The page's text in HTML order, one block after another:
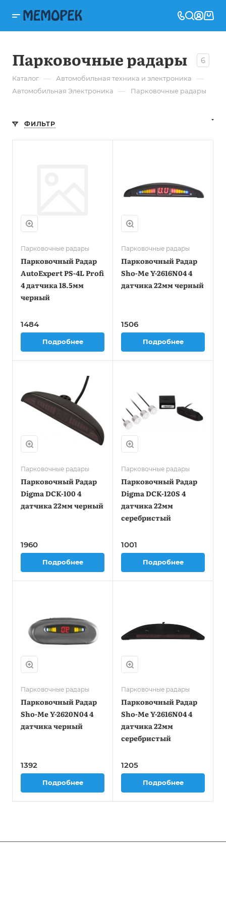
Парковочные радары 6
Каталог — Автомобильная техника и электроника —
Автомобильная Электроника — Парковочные радары
ФИЛЬТР
Парковочные радары
Парковочный Радар
AutoExpert PS-4L Profi
4 датчика 18.5мм
черный
1484
Подробнее
Парковочные радары
Парковочный Радар
Sho-Me Y-2616N04 4
датчика 22мм черный
1506
Подробнее
Парковочные радары
Парковочный Радар
Digma DCK-100 4
датчика 22мм черный
1960
Подробнее
Парковочные радары
Парковочный Радар
Digma DCK-120S 4
датчика 22мм
серебристый
1001
Подробнее
Парковочные радары
Парковочный Радар
Sho-Me Y-2620N04 4
датчика черный
1392
Подробнее
Парковочные радары
Парковочный Радар
Sho-Me Y-2616N04 4
датчика 22мм
серебристый
1205
Подробнее